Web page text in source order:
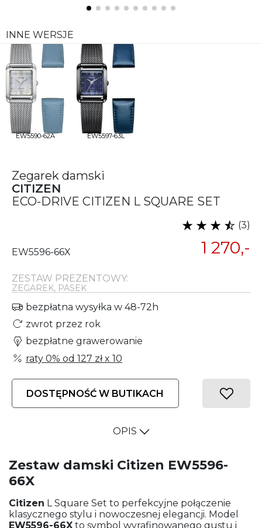
INNE WERSJE
EW5590-62A EW5597-63L
Zegarek damski
CITIZEN
ECO-DRIVE CITIZEN L SQUARE SET
(3)
EW5596-66X 1 270,-
ZESTAW PREZENTOWY:
ZEGAREK, PASEK
bezpłatna wysyłka w 48-72h
zwrot przez rok
bezpłatne grawerowanie
raty 0% od 127 złx 10
DOSTĘPNOŚĆ W BUTIKACH
OPIS
Zestaw damski Citizen EW5596-
66X
Citizen L Square Set to perfekcyjne połączenie
klasycznego stylu i nowoczesnej elegancji. Model
EW5596-66X to symbol wyrafinowanego gustu i